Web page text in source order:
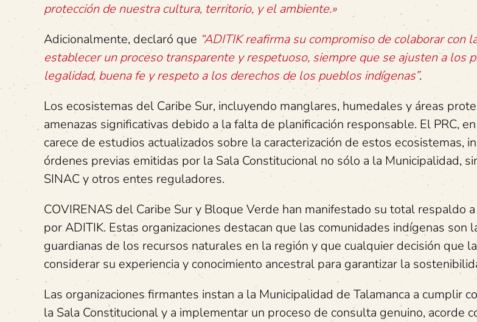
protección de nuestra cultura, territorio, y el ambiente.»
Adicionalmente, declaró que “ADITIK reafirma su compromiso de colaborar con
establecer un proceso transparente y respetuoso, siempre que se ajusten a los
legalidad, buena fe y respeto a los derechos de los pueblos indígenas”.
Los ecosistemas del Caribe Sur, incluyendo manglares, humedales y áreas
amenazas significativas debido a la falta de planificación responsable. El PRC,
carece de estudios actualizados sobre la caracterización de estos ecosistemas,
órdenes previas emitidas por la Sala Constitucional no sólo a la Municipalidad,
SINAC y otros entes reguladores.
COVIRENAS del Caribe Sur y Bloque Verde han manifestado su total respaldo
por ADITIK. Estas organizaciones destacan que las comunidades indígenas son
guardianas de los recursos naturales en la región y que cualquier decisión que
considerar su experiencia y conocimiento ancestral para garantizar la
Las organizaciones firmantes instan a la Municipalidad de Talamanca a cumplir
la Sala Constitucional y a implementar un proceso de consulta genuino, acorde